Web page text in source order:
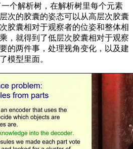
个解析树，在解析树里每个元素
次的胶囊的姿态可以从高层次胶囊
胶囊相对于观察者的位姿和整体相
，就得到了低层次胶囊相对于观察
的两件事，处理视角变化，以及建
模型里面。